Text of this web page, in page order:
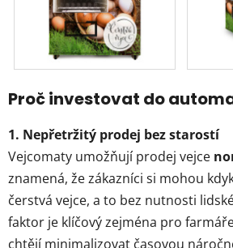
Proč investovat do
1. Nepřetržitý prodej bez starostí
Vejcomaty umožňují prodej vejce
znamená, že zákazníci si mohou
čerstvá vejce, a to bez nutnosti
faktor je klíčový zejména pro
chtějí minimalizovat časovou